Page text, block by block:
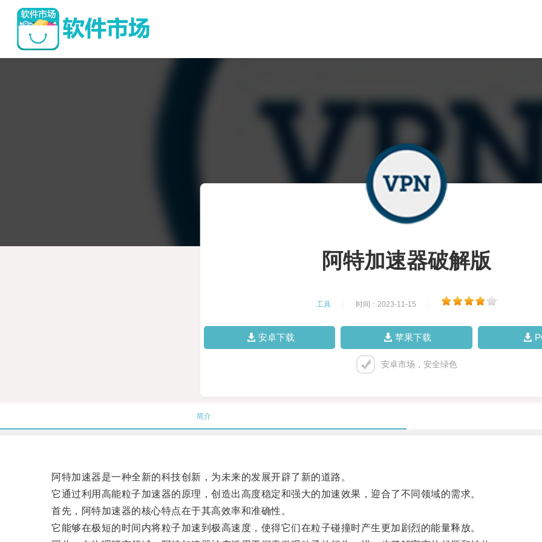
阿特加速器破解版
工具 时间：2023-11-15
安卓下载 苹果下载
安卓市场，安全绿色
简介
阿特加速器是一种全新的科技创新，为未来的发展开辟了新的道路。
它通过利用高能粒子加速器的原理，创造出高度稳定和强大的加速效果，迎合了不同领域的需求。
首先，阿特加速器的核心特点在于其高效率和准确性。
它能够在极短的时间内将粒子加速到极高速度，使得它们在粒子碰撞时产生更加剧烈的能量释放。